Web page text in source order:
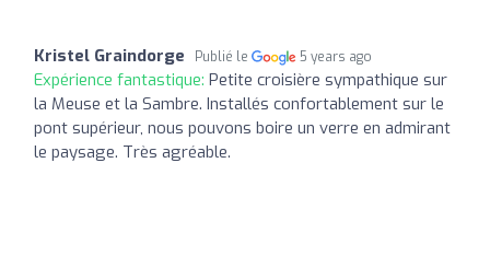
Kristel Graindorge Publié le 5 years ago
Expérience fantastique: Petite croisière sympathique sur
la Meuse et la Sambre. Installés confortablement sur le
pont supérieur, nous pouvons boire un verre en admirant
le paysage. Très agréable.